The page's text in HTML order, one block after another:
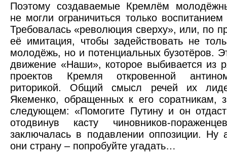
Поэтому создаваемые Кремлём
не могли ограничиться только воспитанием
Требовалась «революция сверху», или, по
её имитация, чтобы задействовать не
молодёжь, но и потенциальных бузотёров.
движение «Наши», которое выбивается из
проектов Кремля откровенной
риторикой. Общий смысл речей их
Якеменко, обращенных к его соратникам,
следующем: «Помогите Путину и он
отодвинув касту чиновников-
заключалась в подавлении оппозиции. Ну
они страну – попробуйте угадать…